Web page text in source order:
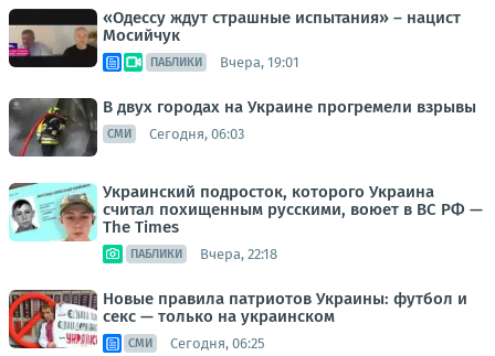
«Одессу ждут страшные испытания» – нацист
Мосийчук
ПАБЛИКИ Вчера, 19:01
В двух городах на Украине прогремели взрывы
СМИ Сегодня, 06:03
Украинский подросток, которого Украина
считал похищенным русскими, воюет в ВС РФ —
The Times
ПАБЛИКИ Вчера, 22:18
Новые правила патриотов Украины: футбол и
секс — только на украинском
СМИ Сегодня, 06:25